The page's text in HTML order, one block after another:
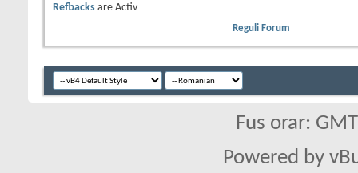
Refbacks are Activ
Reguli Forum
Fus orar:
Powered by